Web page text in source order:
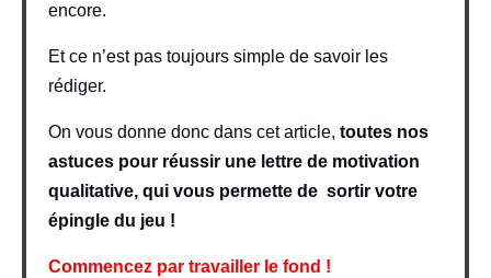
encore.
Et ce n’est pas toujours simple de savoir les
rédiger.
On vous donne donc dans cet article, toutes nos
astuces pour réussir une lettre de motivation
qualitative, qui vous permette de sortir votre
épingle du jeu !
Commencez par travailler le fond !